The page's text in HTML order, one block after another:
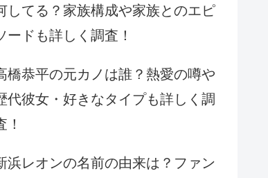
してる？家族構成や家族とのエピ
ードも詳しく調査！
橋恭平の元カノは誰？熱愛の噂や
代彼女・好きなタイプも詳しく調
！
浜レオンの名前の由来は？ファン